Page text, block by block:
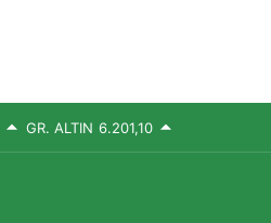
GR. ALTIN 6.201,10